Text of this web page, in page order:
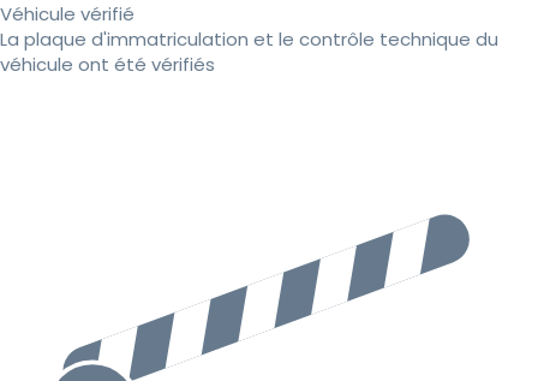
Véhicule vérifié
La plaque d'immatriculation et le contrôle technique du
véhicule ont été vérifiés